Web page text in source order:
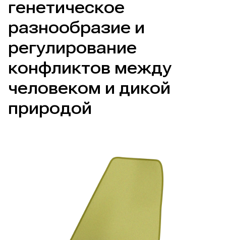
генетическое
разнообразие и
регулирование
конфликтов между
человеком и дикой
природой